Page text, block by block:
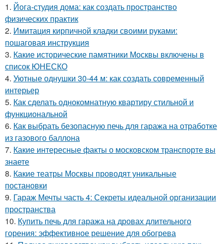
1. Йога-студия дома: как создать пространство
физических практик
2. Имитация кирпичной кладки своими руками:
пошаговая инструкция
3. Какие исторические памятники Москвы включены в
список ЮНЕСКО
4. Уютные однушки 30-44 м: как создать современный
интерьер
5. Как сделать однокомнатную квартиру стильной и
функциональной
6. Как выбрать безопасную печь для гаража на отработке
из газового баллона
7. Какие интересные факты о московском транспорте вы
знаете
8. Какие театры Москвы проводят уникальные
постановки
9. Гараж Мечты часть 4: Секреты идеальной организации
пространства
10. Купить печь для гаража на дровах длительного
горения: эффективное решение для обогрева